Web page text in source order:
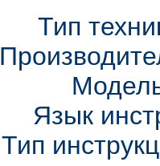
Тип
Язык
Тип